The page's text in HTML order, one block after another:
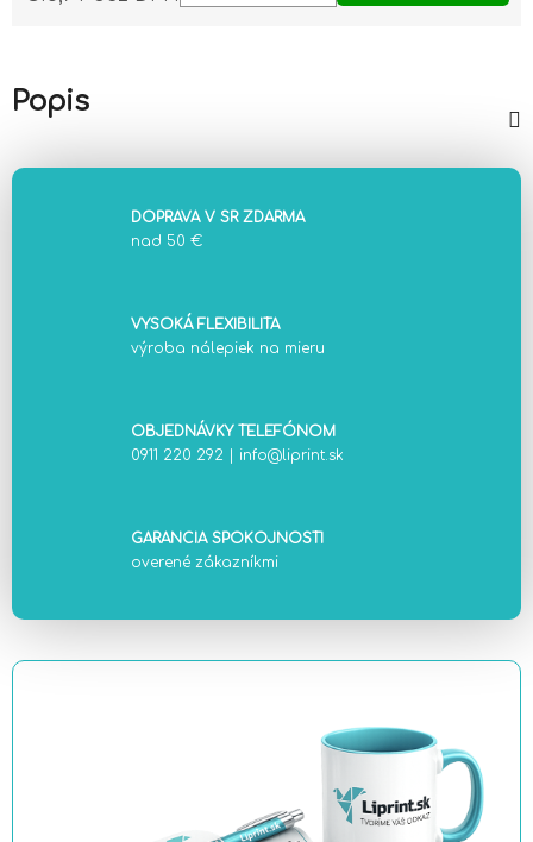
Popis
DOPRAVA V SR ZDARMA
nad 50 €
VYSOKÁ FLEXIBILITA
výroba nálepiek na mieru
OBJEDNÁVKY TELEFÓNOM
0911 220 292
info@liprint.sk
GARANCIA SPOKOJNOSTI
overené zákazníkmi